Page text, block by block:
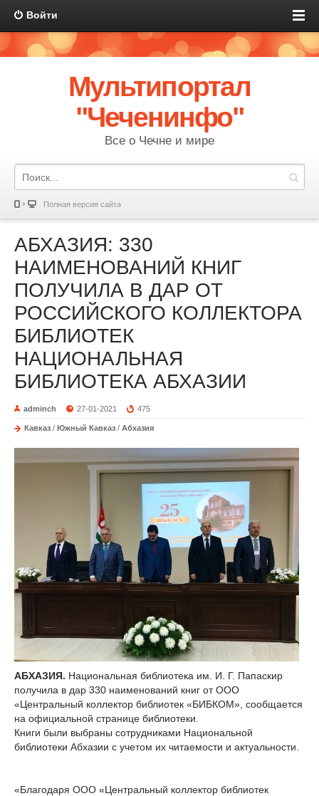
Войти
Мультипортал
"Чеченинфо"
Все о Чечне и мире
Полная версия сайта
АБХАЗИЯ: 330
НАИМЕНОВАНИЙ КНИГ
ПОЛУЧИЛА В ДАР ОТ
РОССИЙСКОГО КОЛЛЕКТОРА
БИБЛИОТЕК
НАЦИОНАЛЬНАЯ
БИБЛИОТЕКА АБХАЗИИ
adminch 27-01-2021 475
Кавказ / Южный Кавказ / Абхазия
АБХАЗИЯ. Национальная библиотека им. И. Г. Папаскир
получила в дар 330 наименований книг от ООО
«Центральный коллектор библиотек «БИБКОМ», сообщается
на официальной странице библиотеки.
Книги были выбраны сотрудниками Национальной
библиотеки Абхазии с учетом их читаемости и актуальности.
«Благодаря ООО «Центральный коллектор библиотек